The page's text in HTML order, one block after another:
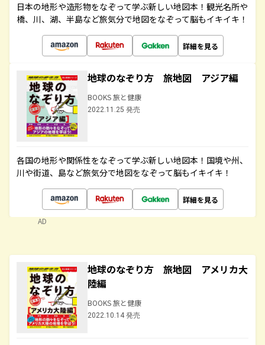
日本の地形や造形物をなぞって学ぶ新しい地図本！観光名所や
橋、川、湖、半島など旅気分で地図をなぞって脳もイキイキ！
詳細を見る
地球のなぞり方 旅地図 アジア編
BOOKS 旅と健康
2022.11.25 発売
各国の地形や関係性をなぞって学ぶ新しい地図本！国境や州、
川や街道、島など旅気分で地図をなぞって脳もイキイキ！
詳細を見る
AD
地球のなぞり方 旅地図 アメリカ大
陸編
BOOKS 旅と健康
2022.10.14 発売